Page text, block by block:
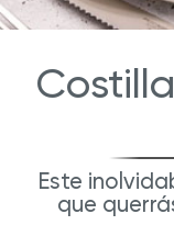
Este
que